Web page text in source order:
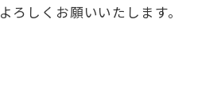
ろしくお願いいたします。